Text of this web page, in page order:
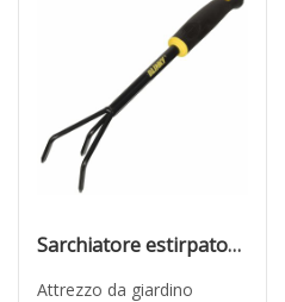
Sarchiatore estirpatore a 3 denti
Attrezzo da giardino